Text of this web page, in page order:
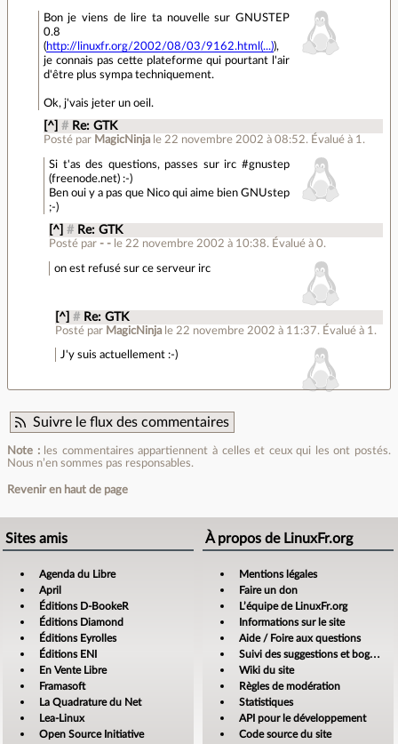
Bon je viens de lire ta nouvelle sur GNUSTEP
0.8
(http://linuxfr.org/2002/08/03/9162.html(...)),
je connais pas cette plateforme qui pourtant l'air
d'être plus sympa techniquement.
Ok, j'vais jeter un oeil.
[^] # Re: GTK
Posté par MagicNinja le 22 novembre 2002 à 08:52. Évalué à 1 .
Si t'as des questions, passes sur irc #gnustep
(freenode.net) :-)
Ben oui y a pas que Nico qui aime bien GNUstep
;-)
[^] # Re: GTK
Posté par - - le 22 novembre 2002 à 10:38. Évalué à0.
on est refusé sur ce serveur irc
[^] # Re: GTK
Posté par MagicNinja le 22 novembre 2002 à 11:37. Évalué à 1 .
J'y suis actuellement :-)
Suivre le flux des commentaires
Note :les commentaires appartiennent à celles et ceux qui les ont postés.
Nous n’en sommes pas responsables.
Revenir en haut de page
Sites amis
Agenda du Libre
April
Éditions D-BookeR
Éditions Diamond
Éditions Eyrolles
Éditions ENI
En Vente Libre
Framasoft
La Quadrature du Net
Lea-Linux
Open Source Initiative
À propos de LinuxFr.org
Mentions légales
Faire un don
L’équipe de LinuxFr.org
Informations sur le site
Aide / Foire aux questions
Suivi des suggestions et bogues
Wiki du site
Règles de modération
Statistiques
API pour le développement
Code source du site